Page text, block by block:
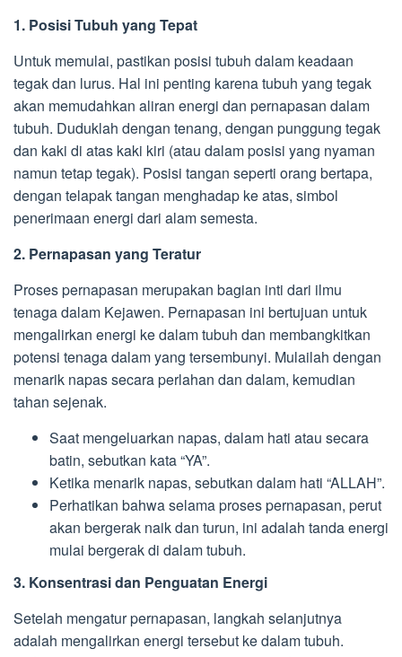
1. Posisi Tubuh yang Tepat
Untuk memulai, pastikan posisi tubuh dalam keadaan
tegak dan lurus. Hal ini penting karena tubuh yang tegak
akan memudahkan aliran energi dan pernapasan dalam
tubuh. Duduklah dengan tenang, dengan punggung tegak
dan kaki di atas kaki kiri (atau dalam posisi yang nyaman
namun tetap tegak). Posisi tangan seperti orang bertapa,
dengan telapak tangan menghadap ke atas, simbol
penerimaan energi dari alam semesta.
2. Pernapasan yang Teratur
Proses pernapasan merupakan bagian inti dari ilmu
tenaga dalam Kejawen. Pernapasan ini bertujuan untuk
mengalirkan energi ke dalam tubuh dan membangkitkan
potensi tenaga dalam yang tersembunyi. Mulailah dengan
menarik napas secara perlahan dan dalam, kemudian
tahan sejenak.
Saat mengeluarkan napas, dalam hati atau secara
batin, sebutkan kata “YA”.
Ketika menarik napas, sebutkan dalam hati “ALLAH”.
Perhatikan bahwa selama proses pernapasan, perut
akan bergerak naik dan turun, ini adalah tanda energi
mulai bergerak di dalam tubuh.
3. Konsentrasi dan Penguatan Energi
Setelah mengatur pernapasan, langkah selanjutnya
adalah mengalirkan energi tersebut ke dalam tubuh.